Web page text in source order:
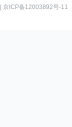
京ICP备12003892号-11